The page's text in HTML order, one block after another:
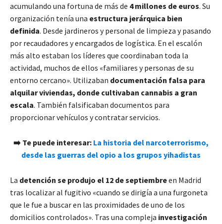
acumulando una fortuna de más de 4 millones de euros. Su
organización tenía una estructura jerárquica bien
definida. Desde jardineros y personal de limpieza y pasando
por recaudadores y encargados de logística. En el escalón
más alto estaban los líderes que coordinaban toda la
actividad, muchos de ellos «familiares y personas de su
entorno cercano». Utilizaban documentación falsa para
alquilar viviendas, donde cultivaban cannabis a gran
escala. También falsificaban documentos para
proporcionar vehículos y contratar servicios.
➡️ Te puede interesar: La historia del narcoterrorismo,
desde las guerras del opio a los grupos yihadistas
La detención se produjo el 12 de septiembreen Madrid
tras localizar al fugitivo «cuando se dirigía a una furgoneta
que le fue a buscar en las proximidades de uno de los
domicilios controlados». Tras una compleja investigación